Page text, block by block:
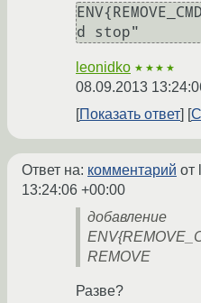
d stop"
leonidko ★★★★
08.09.2013
Показать ответ
Ответ на: комментарий от
13:24:06 +00:00
добавление
REMOVE
Разве?